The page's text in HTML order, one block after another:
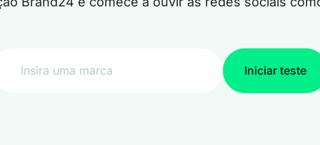
Iniciar teste